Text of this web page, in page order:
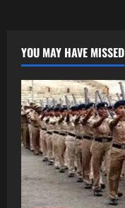
YOU MAY HAVE MISSED